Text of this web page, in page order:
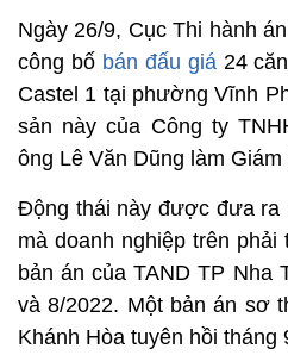
Ngày 26/9, Cục Thi hành
công bố bán đấu giá24
Castel 1 tại phường Vĩnh
sản này của Công ty
ông Lê Văn Dũng làm Giám
Động thái này được đưa ra
mà doanh nghiệp trên
bản án của TAND TP Nha
và 8/2022. Một bản án sơ
Khánh Hòa tuyên hồi tháng